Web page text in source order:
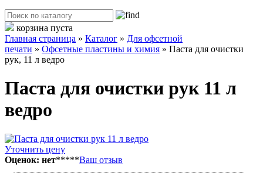
корзина пуста
Главная страница » Каталог » Для офсетной
печати » Офсетные пластины и химия » Паста для очистки
рук, 11 л ведро
Паста для очистки рук 11 л
ведро
Уточнить цену
Оценок: нет*****Ваш отзыв